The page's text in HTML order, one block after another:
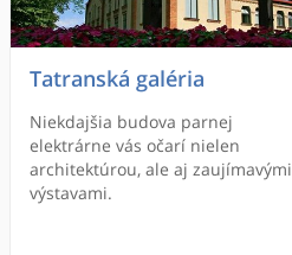
Tatranská galéria
Niekdajšia budova parnej
elektrárne vás očarí nielen
architektúrou, ale aj zaujímavými
výstavami.